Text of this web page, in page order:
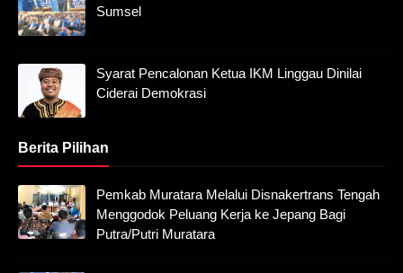
Sumsel
Syarat Pencalonan Ketua IKM Linggau Dinilai
Ciderai Demokrasi
Berita Pilihan
Pemkab Muratara Melalui Disnakertrans Tengah
Menggodok Peluang Kerja ke Jepang Bagi
Putra/Putri Muratara